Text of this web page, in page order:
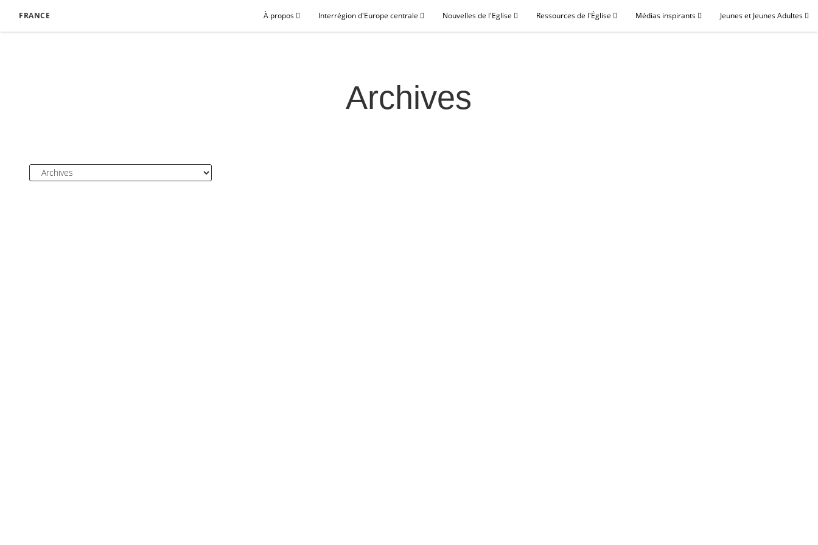
FRANCE À propos Interrégion d'Europe centrale Nouvelles de l'Eglise Ressources de l'Église Médias inspirants Jeunes et Jeunes Adultes
Archives